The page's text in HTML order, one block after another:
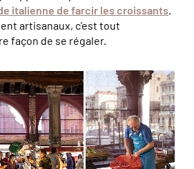
italienne de farcir les croissants.
artisanaux, c’est tout
façon de se régaler.